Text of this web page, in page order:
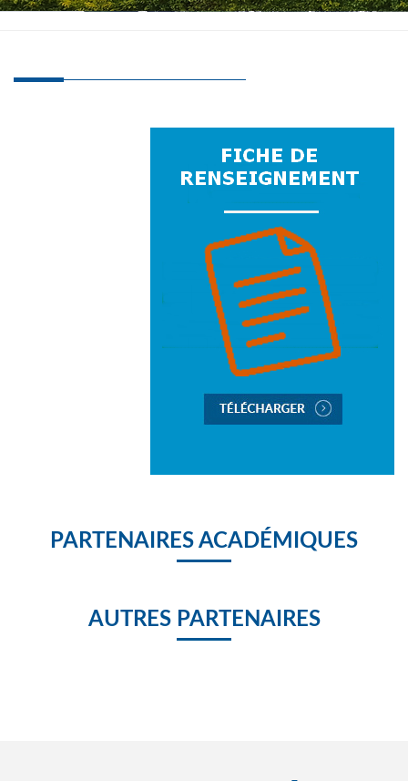
PARTENAIRES ACADÉMIQUES
AUTRES PARTENAIRES